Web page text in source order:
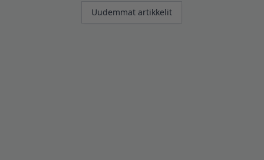
Artikkelien
Uudemmat artikkelit